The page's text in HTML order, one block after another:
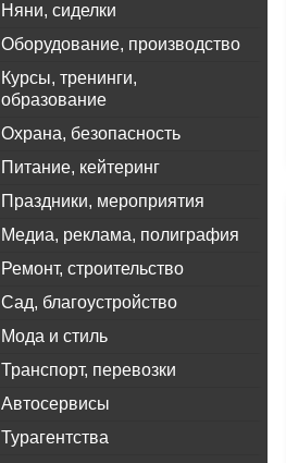
Няни, сиделки
Оборудование, производство
Курсы, тренинги,
образование
Охрана, безопасность
Питание, кейтеринг
Праздники, мероприятия
Медиа, реклама, полиграфия
Ремонт, строительство
Сад, благоустройство
Мода и стиль
Транспорт, перевозки
Автосервисы
Турагентства